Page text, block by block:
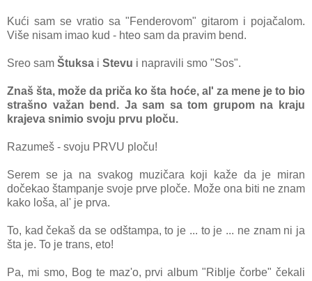
Kući sam se vratio sa "Fenderovom" gitarom i pojačalom.
Više nisam imao kud - hteo sam da pravim bend.
Sreo sam Štuksa i Stevu i napravili smo "Sos".
Znaš šta, može da priča ko šta hoće, al' za mene je to bio
strašno važan bend. Ja sam sa tom grupom na kraju
krajeva snimio svoju prvu ploču.
Razumeš - svoju PRVU ploču!
Serem se ja na svakog muzičara koji kaže da je miran
dočekao štampanje svoje prve ploče. Može ona biti ne znam
kako loša, al' je prva.
To, kad čekaš da se odštampa, to je ... to je ... ne znam ni ja
šta je. To je trans, eto!
Pa, mi smo, Bog te maz'o, prvi album "Riblje čorbe" čekali